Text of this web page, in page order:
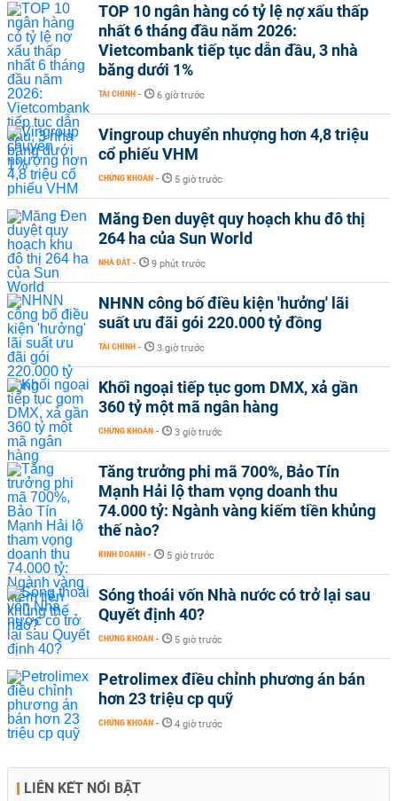
TOP 10 ngân hàng có tỷ lệ nợ xấu thấp
nhất 6 tháng đầu năm 2026:
Vietcombank tiếp tục dẫn đầu, 3 nhà
băng dưới 1%
TÀI CHÍNH - 6 giờ trước
Vingroup chuyển nhượng hơn 4,8 triệu
cổ phiếu VHM
CHỨNG KHOÁN - 5 giờ trước
Măng Đen duyệt quy hoạch khu đô thị
264 ha của Sun World
NHÀ ĐẤT - 9 phút trước
NHNN công bố điều kiện 'hưởng' lãi
suất ưu đãi gói 220.000 tỷ đồng
TÀI CHÍNH - 3 giờ trước
Khối ngoại tiếp tục gom DMX, xả gần
360 tỷ một mã ngân hàng
CHỨNG KHOÁN - 3 giờ trước
Tăng trưởng phi mã 700%, Bảo Tín
Mạnh Hải lộ tham vọng doanh thu
74.000 tỷ: Ngành vàng kiếm tiền khủng
thế nào?
KINH DOANH - 5 giờ trước
Sóng thoái vốn Nhà nước có trở lại sau
Quyết định 40?
CHỨNG KHOÁN - 5 giờ trước
Petrolimex điều chỉnh phương án bán
hơn 23 triệu cp quỹ
CHỨNG KHOÁN - 4 giờ trước
LIÊN KẾT NỔI BẬT